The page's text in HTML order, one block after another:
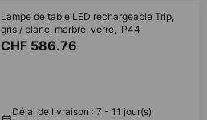
Lampe de table LED rechargeable Trip,
gris / blanc, marbre, verre, IP44
CHF 586.76
Délai de livraison : 7 - 11 jour(s)